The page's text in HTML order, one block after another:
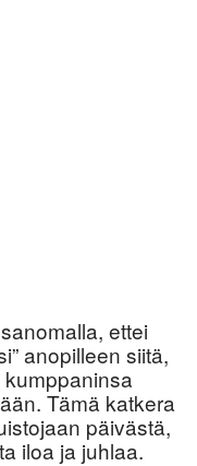
ettei
anopilleen siitä,
Tämä katkera
päivästä,
iloa ja juhlaa.